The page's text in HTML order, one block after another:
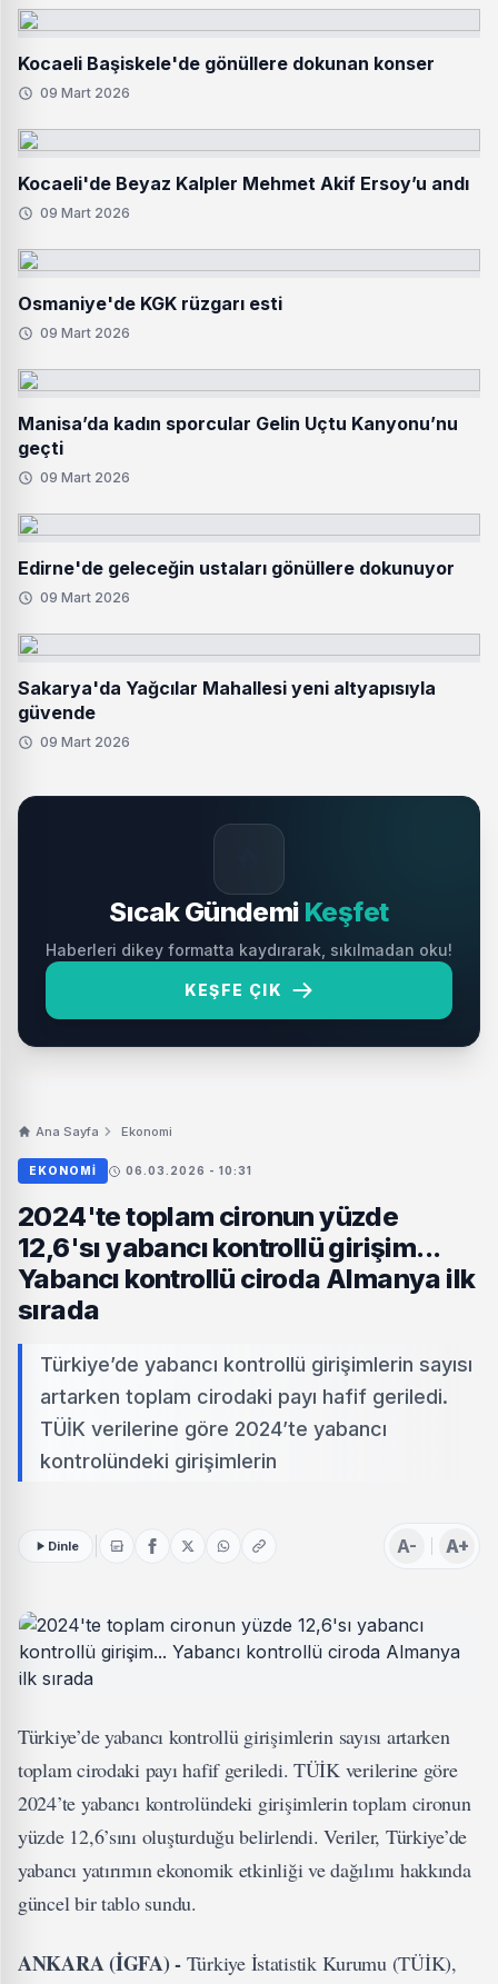
Kocaeli Başiskele'de gönüllere dokunan konser
09 Mart 2026
Kocaeli'de Beyaz Kalpler Mehmet Akif Ersoy’u andı
09 Mart 2026
Osmaniye'de KGK rüzgarı esti
09 Mart 2026
Manisa’da kadın sporcular Gelin Uçtu Kanyonu’nu
geçti
09 Mart 2026
Edirne'de geleceğin ustaları gönüllere dokunuyor
09 Mart 2026
Sakarya'da Yağcılar Mahallesi yeni altyapısıyla
güvende
09 Mart 2026
Sıcak Gündemi Keşfet
Haberleri dikey formatta kaydırarak, sıkılmadan oku!
KEŞFE ÇIK
Ana Sayfa Ekonomi
EKONOMI 06.03.2026 - 10:31
2024'te toplam cironun yüzde
12,6'sı yabancı kontrollü girişim...
Yabancı kontrollü ciroda Almanya ilk
sırada
Türkiye’de yabancı kontrollü girişimlerin sayısı
artarken toplam cirodaki payı hafif geriledi.
TÜİK verilerine göre 2024’te yabancı
kontrolündeki girişimlerin
Dinle A- A+
Türkiye’de yabancı kontrollü girişimlerin sayısı artarken
toplam cirodaki payı hafif geriledi. TÜİK verilerine göre
2024’te yabancı kontrolündeki girişimlerin toplam cironun
yüzde 12,6’sını oluşturduğu belirlendi. Veriler, Türkiye’de
yabancı yatırımın ekonomik etkinliği ve dağılımı hakkında
güncel bir tablo sundu.
ANKARA (İGFA) - Türkiye İstatistik Kurumu (TÜİK),